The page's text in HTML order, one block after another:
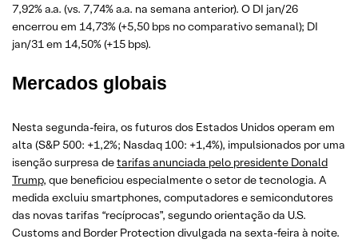
7,92% a.a. (vs. 7,74% a.a. na semana anterior). O DI jan/26
encerrou em 14,73% (+5,50 bps no comparativo semanal); DI
jan/31 em 14,50% (+15 bps).
Mercados globais
Nesta segunda-feira, os futuros dos Estados Unidos operam em
alta (S&P 500: +1,2%; Nasdaq 100: +1,4%), impulsionados por uma
isenção surpresa detarifas anunciada pelo presidente Donald
Trump, que beneficiou especialmente o setor de tecnologia. A
medida excluiu smartphones, computadores e semicondutores
das novas tarifas “recíprocas”, segundo orientação da U.S.
Customs and Border Protection divulgada na sexta-feira à noite.